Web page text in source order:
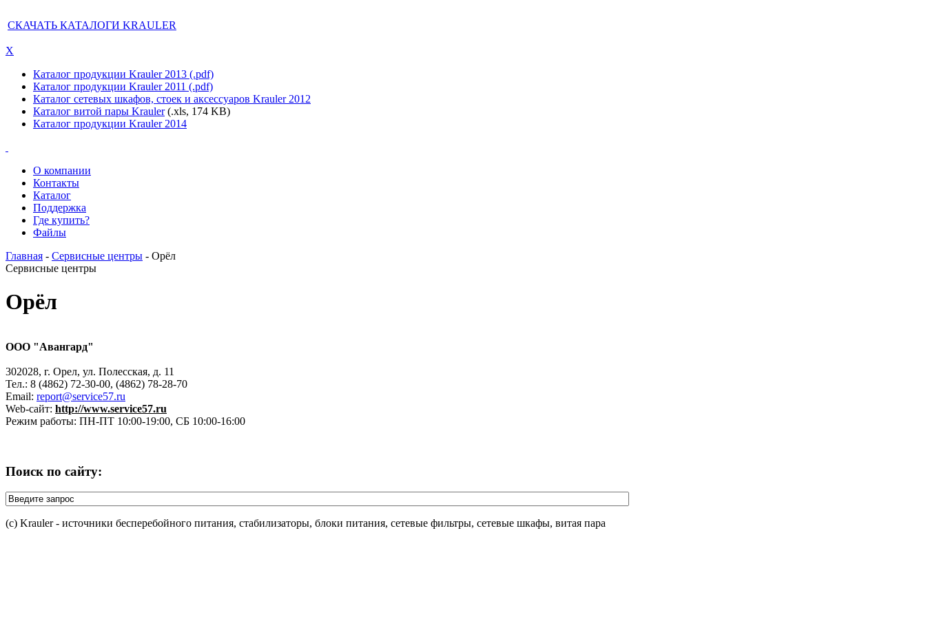
СКАЧАТЬ КАТАЛОГИ KRAULER
X
Каталог продукции Krauler 2013 (.pdf)
Каталог продукции Krauler 2011 (.pdf)
Каталог сетевых шкафов, стоек и аксессуаров Krauler 2012
Каталог витой пары Krauler(.xls, 174 KB)
Каталог продукции Krauler 2014
О компании
Контакты
Каталог
Поддержка
Где купить?
Файлы
Главная - Сервисные центры - Орёл
Сервисные центры
Орёл
ООО "Авангард"
302028, г. Орел, ул. Полесская, д. 11
Тел.: 8 (4862) 72-30-00, (4862) 78-28-70
Email: report@service57.ru
Web-сайт: http://www.service57.ru
Режим работы: ПН-ПТ 10:00-19:00, СБ 10:00-16:00
Поиск по сайту:
(c) Krauler - источники бесперебойного питания, стабилизаторы, блоки питания, сетевые фильтры, сетевые шкафы, витая пара